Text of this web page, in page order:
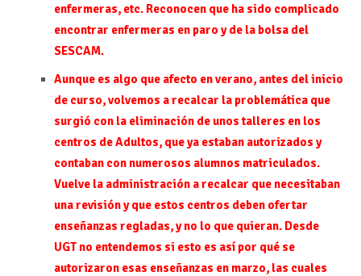
enfermeras, etc. Reconocen que ha sido complicado
encontrar enfermeras en paro y de la bolsa del
SESCAM.
Aunque es algo que afecto en verano, antes del inicio
de curso, volvemos a recalcar la problemática que
surgió con la eliminación de unos talleres en los
centros de Adultos, que ya estaban autorizados y
contaban con numerosos alumnos matriculados.
Vuelve la administración a recalcar que necesitaban
una revisión y que estos centros deben ofertar
enseñanzas regladas, y no lo que quieran. Desde
UGT no entendemos si esto es así por qué se
autorizaron esas enseñanzas en marzo, las cuales